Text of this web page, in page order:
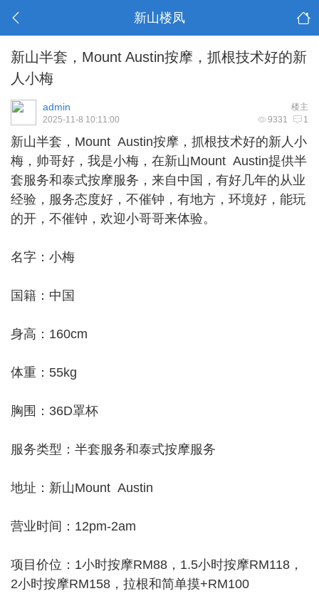
新山楼凤
新山半套，Mount Austin按摩，抓根技术好的新
人小梅
楼主
admin
9331 1
2025-11-8 10:11:00
新山半套 ，Mount Austin按摩，抓根技术好的新人小
梅，帅哥好，我是小梅，在新山Mount Austin提供半
套服务和泰式按摩服务，来自中国，有好几年的从业
经验，服务态度好，不催钟，有地方，环境好，能玩
的开，不催钟，欢迎小哥哥来体验。
名字：小梅
国籍：中国
身高：160cm
体重：55kg
胸围：36D罩杯
服务类型：半套服务和泰式按摩服务
地址：新山Mount Austin
营业时间：12pm-2am
项目价位：1小时按摩RM88，1.5小时按摩RM118，
2小时按摩RM158，拉根和简单摸+RM100